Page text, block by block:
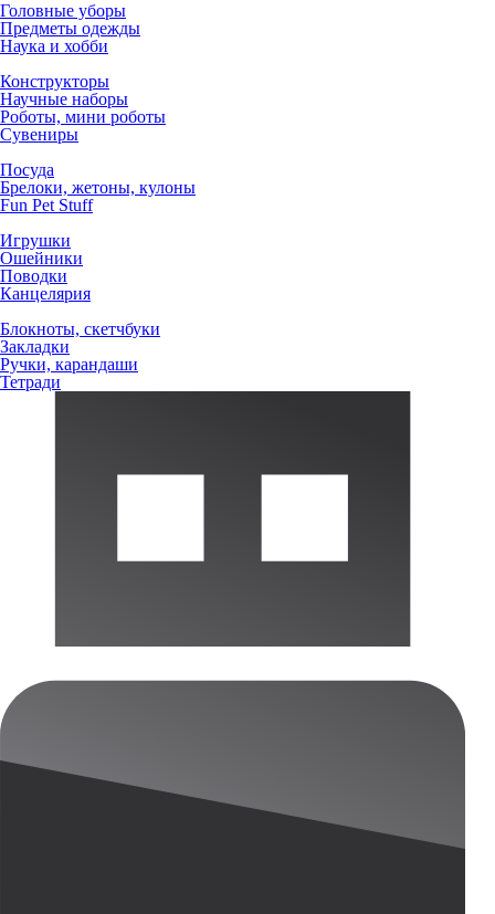
Головные уборы
Предметы одежды
Наука и хобби
Конструкторы
Научные наборы
Роботы, мини роботы
Сувениры
Посуда
Брелоки, жетоны, кулоны
Fun Pet Stuff
Игрушки
Ошейники
Поводки
Канцелярия
Блокноты, скетчбуки
Закладки
Ручки, карандаши
Тетради